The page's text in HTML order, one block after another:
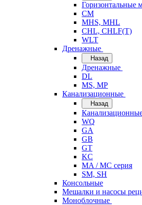
Горизонтальные
CM
MHS, MHL
CHL, CHLF(T)
WLT
Дренажные
Назад
Дренажные
DL
MS, MP
Канализационные
Назад
WQ
GA
GB
GT
KC
MA / MC серия
SM, SH
Консольные
Мешалки и насосы
Моноблочные